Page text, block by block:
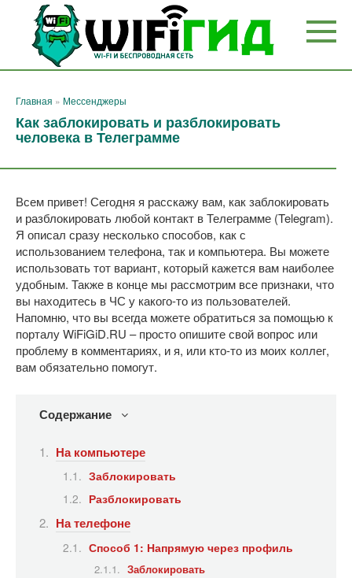
Перейти
контенту
Главная » Мессенджеры
Как заблокировать и разблокировать
человека в Телеграмме
Всем привет! Сегодня я расскажу вам, как заблокировать
и разблокировать любой контакт в Телеграмме (Telegram).
Я описал сразу несколько способов, как с
использованием телефона, так и компьютера. Вы можете
использовать тот вариант, который кажется вам наиболее
удобным. Также в конце мы рассмотрим все признаки, что
вы находитесь в ЧС у какого-то из пользователей.
Напомню, что вы всегда можете обратиться за помощью к
порталу WiFiGiD.RU – просто опишите свой вопрос или
проблему в комментариях, и я, или кто-то из моих коллег,
вам обязательно помогут.
Содержание
На компьютере
Заблокировать
Разблокировать
На телефоне
Способ 1: Напрямую через профиль
Заблокировать